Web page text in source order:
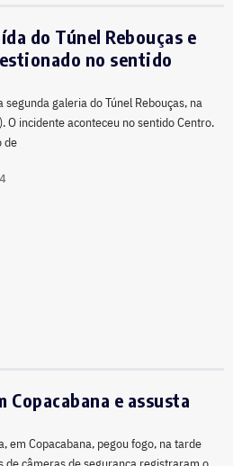
do Túnel Rebouças e
no sentido
galeria do Túnel Rebouças, na
O incidente aconteceu no sentido Centro.
de
Copacabana e assusta
em Copacabana, pegou fogo, na tarde